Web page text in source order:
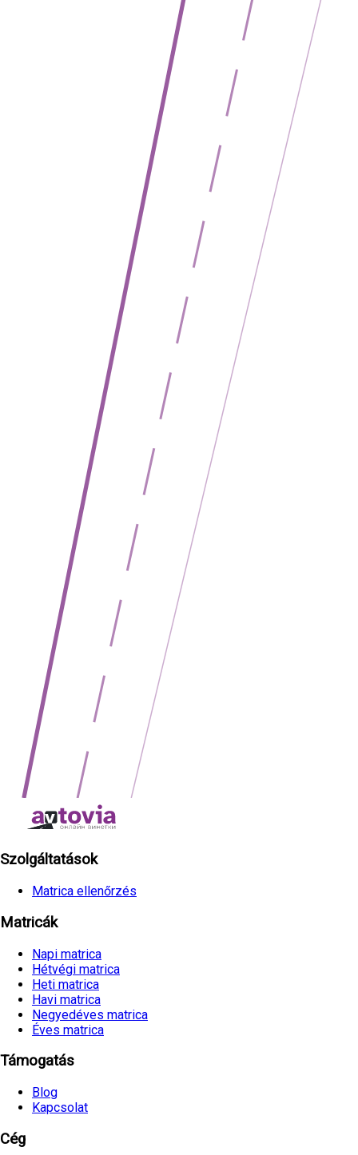
Szolgáltatások
Matrica ellenőrzés
Matricák
Napi matrica
Hétvégi matrica
Heti matrica
Havi matrica
Negyedéves matrica
Éves matrica
Támogatás
Blog
Kapcsolat
Cég